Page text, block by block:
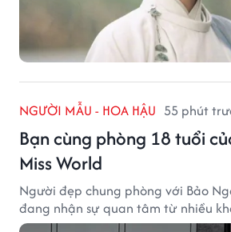
NGƯỜI MẪU - HOA HẬU 55 phút
Bạn cùng phòng 18 tuổi
Miss World
Người đẹp chung phòng với Bảo
đang nhận sự quan tâm từ nhiều